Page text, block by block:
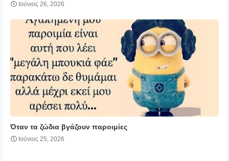
Ιούνιος 26, 2026
Όταν τα ζώδια βγάζουν παροιμίες
Ιούνιος 25, 2026